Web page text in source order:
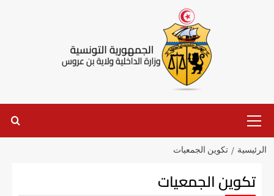
الرئيسية تكوين الجمعيات
تكوين الجمعيات